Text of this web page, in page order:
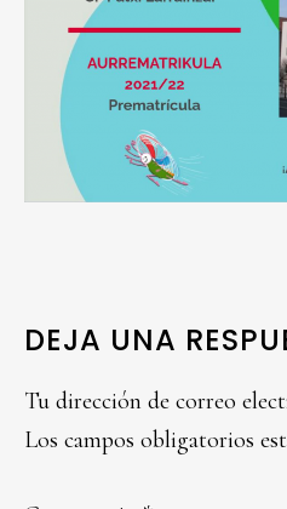
READER
DEJA UNA
Tu dirección de correo
Los campos obligatorios